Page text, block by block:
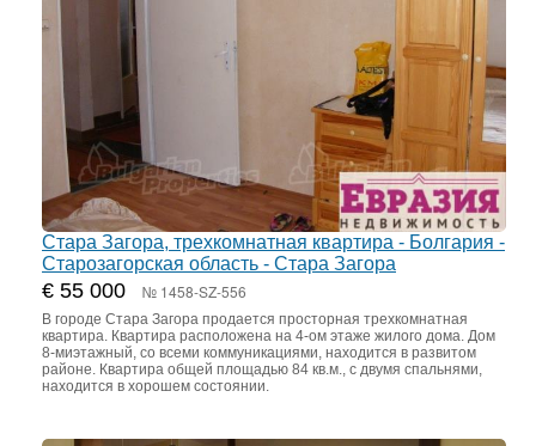
Стара Загора, трехкомнатная квартира - Болгария -
Старозагорская область - Стара Загора
€ 55 000 № 1458-SZ-556
В городе Стара Загора продается просторная трехкомнатная
квартира. Квартира расположена на 4-ом этаже жилого дома. Дом
8-миэтажный, со всеми коммуникациями, находится в развитом
районе. Квартира общей площадью 84 кв.м., с двумя спальнями,
находится в хорошем состоянии.